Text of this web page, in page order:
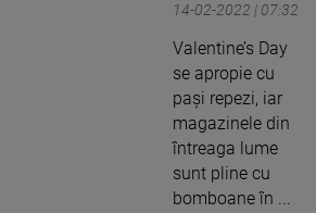
14-02-2022 | 07:32
Valentine’s Day
se apropie cu
pași repezi, iar
magazinele din
întreaga lume
sunt pline cu
bomboane în ...